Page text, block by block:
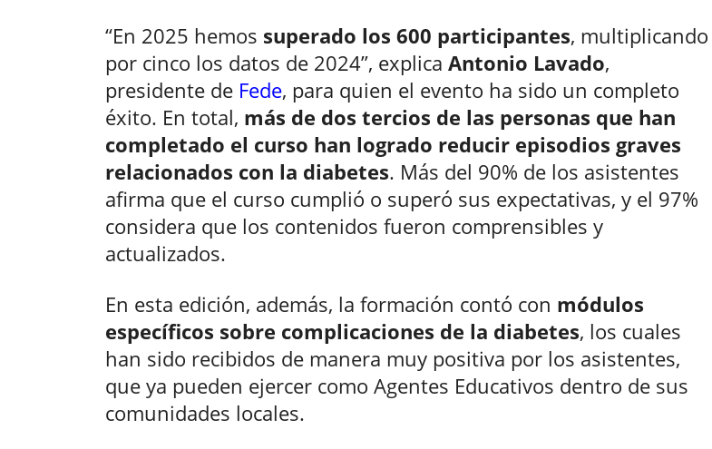
“En 2025 hemos superado los 600 participantes, multiplicando
por cinco los datos de 2024”, explica Antonio Lavado,
presidente de Fede, para quien el evento ha sido un completo
éxito. En total, más de dos tercios de las personas que han
completado el curso han logrado reducir episodios graves
relacionados con la diabetes. Más del 90% de los asistentes
afirma que el curso cumplió o superó sus expectativas, y el 97%
considera que los contenidos fueron comprensibles y
actualizados.
En esta edición, además, la formación contó con módulos
específicos sobre complicaciones de la diabetes, los cuales
han sido recibidos de manera muy positiva por los asistentes,
que ya pueden ejercer como Agentes Educativos dentro de sus
comunidades locales.